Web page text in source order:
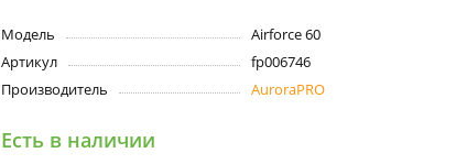
Модель
Airforce 60
Артикул
fp006746
Производитель
AuroraPRO
Есть в наличии